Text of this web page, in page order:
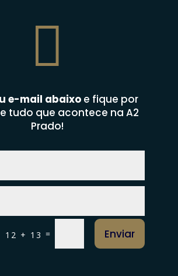

e-mail abaixoe fique por
tudo que acontece na A2
Prado!
12 + 13 = Enviar